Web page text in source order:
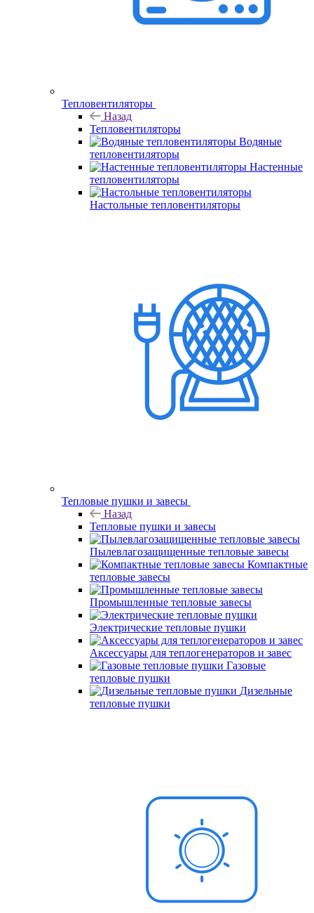
Тепловентиляторы
Назад
Тепловентиляторы
Водяные
тепловентиляторы
Настенные
тепловентиляторы
Настольные тепловентиляторы
Тепловые пушки и завесы
Назад
Тепловые пушки и завесы
Пылевлагозащищенные тепловые завесы
Компактные
тепловые завесы
Промышленные тепловые завесы
Электрические тепловые пушки
Аксессуары для теплогенераторов и завес
Газовые
тепловые пушки
Дизельные
тепловые пушки